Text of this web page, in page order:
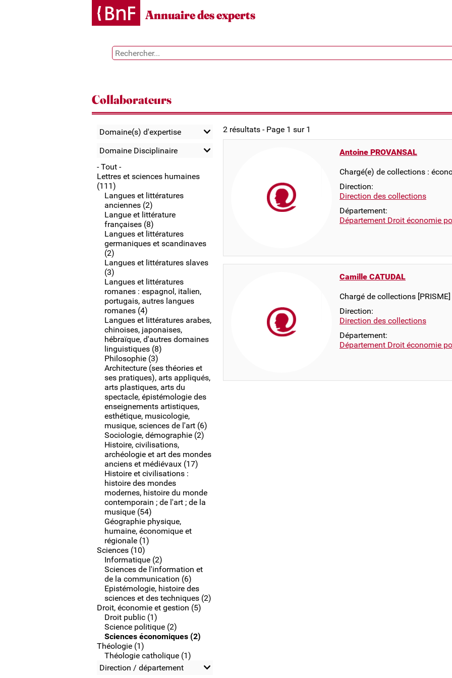
Annuaire des experts
Collaborateurs
Domaine(s) d'expertise
Domaine Disciplinaire
- Tout -
Lettres et sciences humaines
(111)
Langues et littératures
anciennes (2)
Langue et littérature
françaises (8)
Langues et littératures
germaniques et scandinaves
(2)
Langues et littératures slaves
(3)
Langues et littératures
romanes : espagnol, italien,
portugais, autres langues
romanes (4)
Langues et littératures arabes,
chinoises, japonaises,
hébraïque, d'autres domaines
linguistiques (8)
Philosophie (3)
Architecture (ses théories et
ses pratiques), arts appliqués,
arts plastiques, arts du
spectacle, épistémologie des
enseignements artistiques,
esthétique, musicologie,
musique, sciences de l'art (6)
Sociologie, démographie (2)
Histoire, civilisations,
archéologie et art des mondes
anciens et médiévaux (17)
Histoire et civilisations :
histoire des mondes
modernes, histoire du monde
contemporain ; de l'art ; de la
musique (54)
Géographie physique,
humaine, économique et
régionale (1)
Sciences (10)
Informatique (2)
Sciences de l'information et
de la communication (6)
Epistémologie, histoire des
sciences et des techniques (2)
Droit, économie et gestion (5)
Droit public (1)
Science politique (2)
Sciences économiques (2)
Théologie (1)
Théologie catholique (1)
Direction / département
2 résultats - Page 1 sur 1
Antoine PROVANSAL
Chargé(e) de collections :
Direction:
Direction des collections
Département:
Département Droit économie
Camille CATUDAL
Chargé de collections [PRISME]
Direction:
Direction des collections
Département:
Département Droit économie